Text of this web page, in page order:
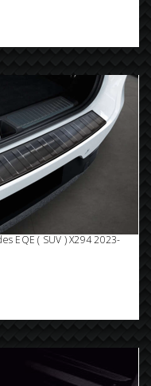
EQE ( SUV ) X294 2023-